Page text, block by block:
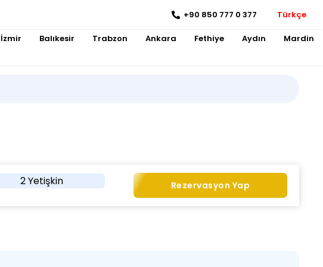
+90 850 777 0 377 Türkçe
İzmir Balıkesir Trabzon Ankara Fethiye Aydın Mardin
2 Yetişkin Rezervasyon Yap